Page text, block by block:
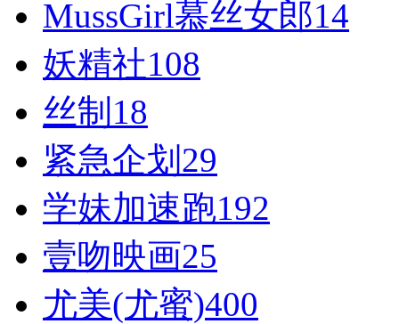
MussGirl慕丝女郎14
妖精社108
丝制 18
紧急企划 29
学妹加速跑192
壹吻映画25
尤美(尤蜜)400